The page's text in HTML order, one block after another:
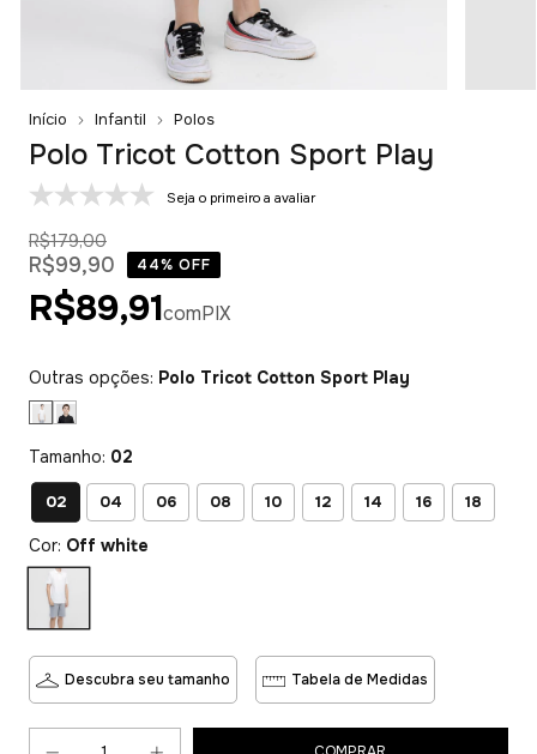
Início Infantil Polos
Polo Tricot Cotton Sport Play
Seja o primeiro a avaliar
R$179,00
R$99,90 44% OFF
R$89,91comPIX
Outras opções: Polo Tricot Cotton Sport Play
Tamanho: 02
02 04 06 08 10 12 14 16 18
Cor: Off white
Descubra seu tamanho Tabela de Medidas